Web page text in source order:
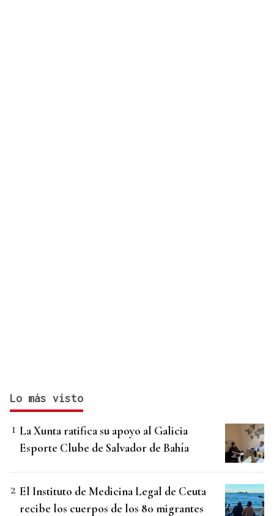
Lo más visto
La Xunta ratifica su apoyo al Galicia
Esporte Clube de Salvador de Bahía
El Instituto de Medicina Legal de Ceuta
recibe los cuerpos de los 80 migrantes